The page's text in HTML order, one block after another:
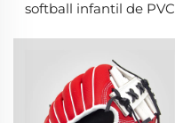
softball infantil de PVC